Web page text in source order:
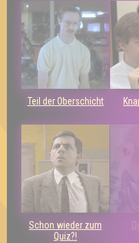
Teil der Oberschicht
Schon wieder zum
Quiz?!